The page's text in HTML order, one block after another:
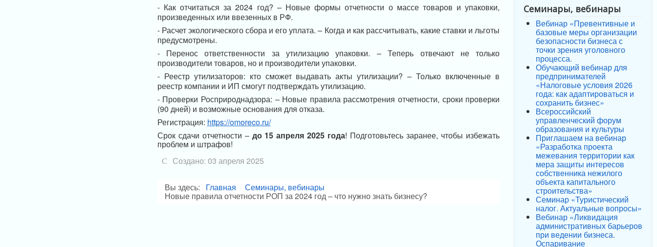
- Как отчитаться за 2024 год? – Новые формы отчетности о массе товаров и упаковки,
произведенных или ввезенных в РФ.
- Расчет экологического сбора и его уплата. – Когда и как рассчитывать, какие ставки и льготы
предусмотрены.
- Перенос ответственности за утилизацию упаковки. – Теперь отвечают не только
производители товаров, но и производители упаковки.
- Реестр утилизаторов: кто сможет выдавать акты утилизации? – Только включенные в
реестр компании и ИП смогут подтверждать утилизацию.
- Проверки Росприроднадзора: – Новые правила рассмотрения отчетности, сроки проверки
(90 дней) и возможные основания для отказа.
Регистрация: https://omoreco.ru/
Срок сдачи отчетности – до 15 апреля 2025 года! Подготовьтесь заранее, чтобы избежать
проблем и штрафов!
Создано: 03 апреля 2025
Вы здесь: Главная Семинары, вебинары
Новые правила отчетности РОП за 2024 год – что нужно знать бизнесу?
Семинары, вебинары
Вебинар «Превентивные и
базовые меры организации
безопасности бизнеса с
точки зрения уголовного
процесса.
Обучающий вебинар для
предпринимателей
«Налоговые условия 2026
года: как адаптироваться и
сохранить бизнес»
Всероссийский
управленческий форум
образования и культуры
Приглашаем на вебинар
«Разработка проекта
межевания территории как
мера защиты интересов
собственника нежилого
объекта капитального
строительства»
Семинар «Туристический
налог. Актуальные вопросы»
Вебинар «Ликвидация
административных барьеров
при ведении бизнеса.
Оспаривание